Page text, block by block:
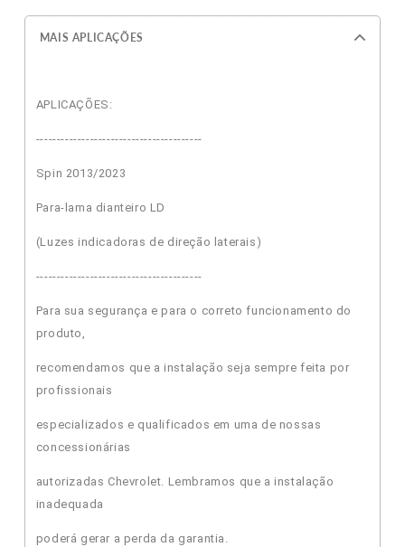
MAIS APLICAÇÕES
APLICAÇÕES:
----------------------------------------
Spin 2013/2023
Para-lama dianteiro LD
(Luzes indicadoras de direção laterais)
----------------------------------------
Para sua segurança e para o correto funcionamento do
produto,
recomendamos que a instalação seja sempre feita por
profissionais
especializados e qualificados em uma de nossas
concessionárias
autorizadas Chevrolet. Lembramos que a instalação
inadequada
poderá gerar a perda da garantia.